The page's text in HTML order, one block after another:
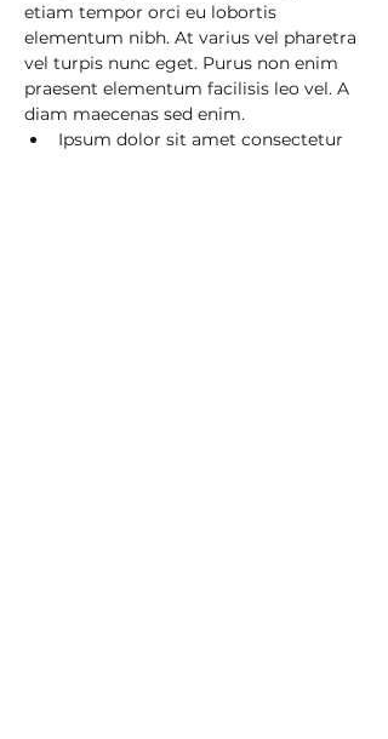
etiam tempor orci eu lobortis
elementum nibh. At varius vel pharetra
vel turpis nunc eget. Purus non enim
praesent elementum facilisis leo vel. A
diam maecenas sed enim.
Ipsum dolor sit amet consectetur